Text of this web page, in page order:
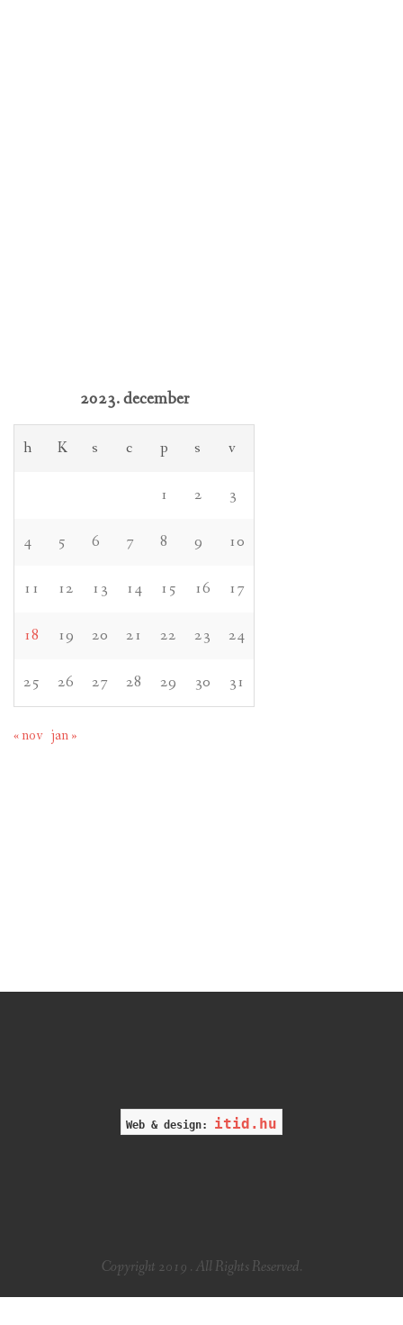
2023. december
h K s c p s v
1 2 3
4 5 6 7 8 9 10
11 12 13 14 15 16 17
18 19 20 21 22 23 24
25 26 27 28 29 30 31
« nov jan »
Web & design: itid.hu
Copyright 2019 . All Rights Reserved.